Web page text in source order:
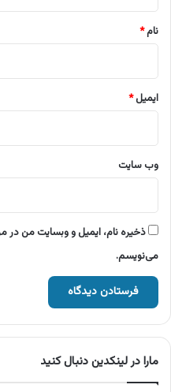
نام*
ایمیل*
وب‌ سایت
ذخیره نام، ایمیل و وبسایت من در
می‌نویسم.
مارا در لینکدین دنبال کنید